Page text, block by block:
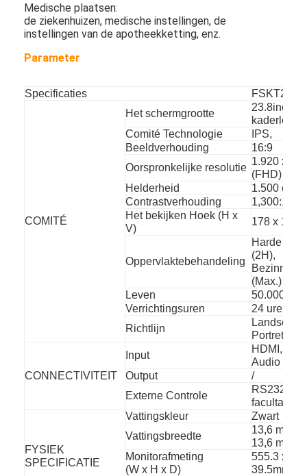
Uitgerekt LCD Comité
Medische plaatsen:
de ziekenhuizen, medische instellingen, de
instellingen van de apotheekketting, enz.
Parameter
Specificaties FSKT238
COMITÉ
Het schermgrootte
23.8inch
kaderlcd
Comité Technologie
IPS,
Beeldverhouding
16:9
Oorspronkelijke resolutie
1.920 x
(FHD)
Helderheid
1.500 cd/
Contrastverhouding
1,300:1
Het bekijken Hoek (H x
V)
178 x 178
Oppervlaktebehandeling
Harde
(2H),
Bezinning
(Max.)
Leven
50.000
Verrichtingsuren
24 uren
Richtlijn
Portret
CONNECTIVITEIT
Input
HDMI,
Audio
Output
/
Externe Controle
RS232C
facultatief
FYSIEK
SPECIFICATIE
Vattingskleur
Zwart
Vattingsbreedte
13,6 mm
13,6 mm
Monitorafmeting
(W x H x D)
555.3 x
39.5mm